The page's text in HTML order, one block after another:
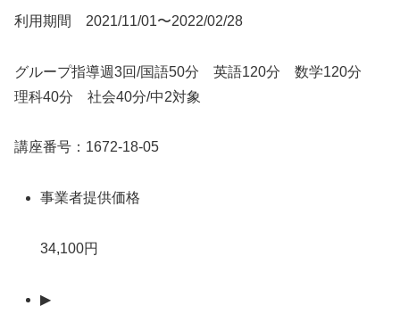
利用期間 2021/11/01〜2022/02/28
グループ指導週3回/国語50分 英語120分 数学120分
理科40分 社会40分/中2対象
講座番号：1672-18-05
事業者提供価格
34,100円
▶